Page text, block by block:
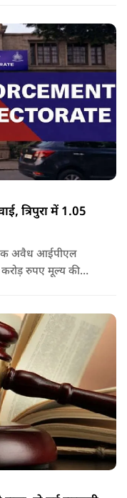
त्रिपुरा में 1.05
एक अवैध आईपीएल